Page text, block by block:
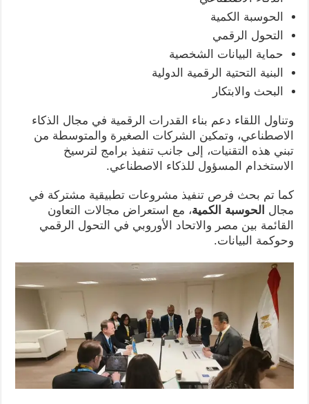
الحوسبة الكمية
التحول الرقمي
حماية البيانات الشخصية
البنية التحتية الرقمية الدولية
البحث والابتكار
وتناول اللقاء دعم بناء القدرات الرقمية في مجال الذكاء
الاصطناعي، وتمكين الشركات الصغيرة والمتوسطة من
تبني هذه التقنيات، إلى جانب تنفيذ برامج لترسيخ
الاستخدام المسؤول للذكاء الاصطناعي.
كما تم بحث فرص تنفيذ مشروعات تطبيقية مشتركة في
مجال الحوسبة الكمية، مع استعراض مجالات التعاون
القائمة بين مصر والاتحاد الأوروبي في التحول الرقمي
وحوكمة البيانات.